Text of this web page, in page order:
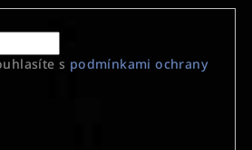
s podmínkami ochrany